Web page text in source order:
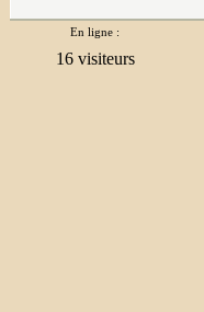
En ligne :